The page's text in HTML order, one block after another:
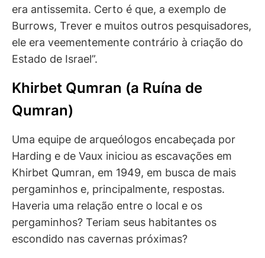
era antissemita. Certo é que, a exemplo de
Burrows, Trever e muitos outros pesquisadores,
ele era veementemente contrário à criação do
Estado de Israel”.
Khirbet Qumran (a Ruína de
Qumran)
Uma equipe de arqueólogos encabeçada por
Harding e de Vaux iniciou as escavações em
Khirbet Qumran, em 1949, em busca de mais
pergaminhos e, principalmente, respostas.
Haveria uma relação entre o local e os
pergaminhos? Teriam seus habitantes os
escondido nas cavernas próximas?